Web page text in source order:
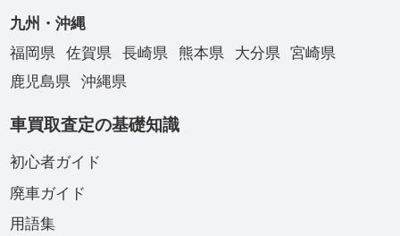
九州・沖縄
福岡県
佐賀県 長崎県 熊本県 大分県
宮崎県
鹿児島県
沖縄県
車買取査定の基礎知識
初心者ガイド
廃車ガイド
用語集